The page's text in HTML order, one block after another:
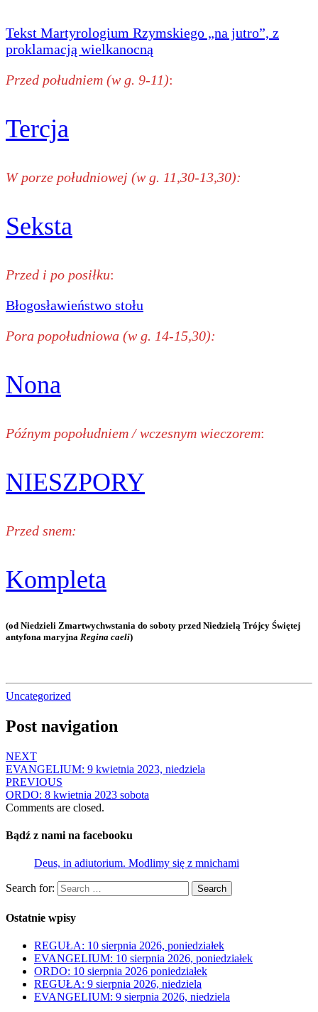
Tekst Martyrologium Rzymskiego „na jutro”, z
proklamacją wielkanocną
Przed południem (w g. 9-11):
Tercja
W porze południowej (w g. 11,30-13,30):
Seksta
Przed i po posiłku:
Błogosławieństwo stołu
Pora popołudniowa (w g. 14-15,30):
Nona
Późnym popołudniem / wczesnym wieczorem:
NIESZPORY
Przed snem:
Kompleta
(od Niedzieli Zmartwychwstania do soboty przed Niedzielą Trójcy Świętej
antyfona maryjna Regina caeli)
Uncategorized
Post navigation
NEXT
EVANGELIUM: 9 kwietnia 2023, niedziela
PREVIOUS
ORDO: 8 kwietnia 2023 sobota
Comments are closed.
Bądź z nami na facebooku
Deus, in adiutorium. Modlimy się z mnichami
Search for: Search
Ostatnie wpisy
REGUŁA: 10 sierpnia 2026, poniedziałek
EVANGELIUM: 10 sierpnia 2026, poniedziałek
ORDO: 10 sierpnia 2026 poniedziałek
REGUŁA: 9 sierpnia 2026, niedziela
EVANGELIUM: 9 sierpnia 2026, niedziela